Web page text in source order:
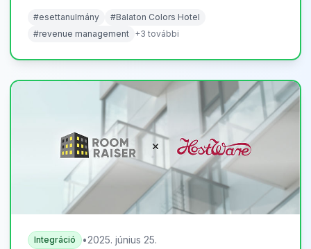
#esettanulmány
#Balaton Colors Hotel
#revenue management +3 további
Integráció •2025. június 25.